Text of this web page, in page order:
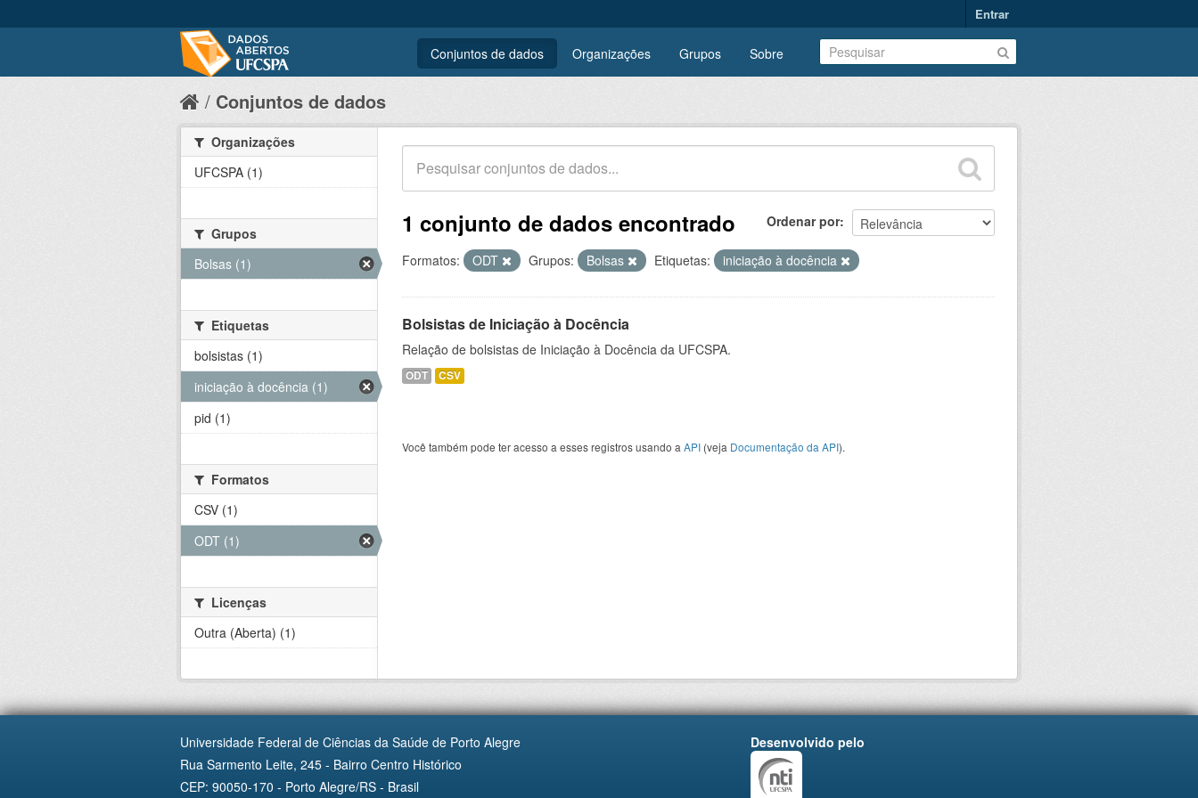
Entrar
Conjuntos de dados Organizações Grupos Sobre
Conjuntos de dados
Ordenar por
1 conjunto de dados encontrado
Formatos: ODT Grupos: Bolsas Etiquetas: iniciação à docência
Bolsistas de Iniciação à Docência
Relação de bolsistas de Iniciação à Docência da UFCSPA.
ODT CSV
Você também pode ter acesso a esses registros usando a API (veja Documentação da API).
Organizações
UFCSPA (1)
Grupos
Bolsas (1)
Etiquetas
bolsistas (1)
iniciação à docência (1)
pid (1)
Formatos
CSV (1)
ODT (1)
Licenças
Outra (Aberta) (1)
Universidade Federal de Ciências da Saúde de Porto Alegre
Rua Sarmento Leite, 245 - Bairro Centro Histórico
CEP: 90050-170 - Porto Alegre/RS - Brasil
Desenvolvido pelo